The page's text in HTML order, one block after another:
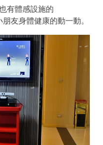
有體感設施的
友身體健康的動一動。